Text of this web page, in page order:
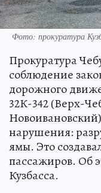
Фото: прокуратура
Прокуратура
соблюдение
дорожного
32К-342 (Верх-
нарушения:
ямы. Это
пассажиров. Об
Кузбасса.